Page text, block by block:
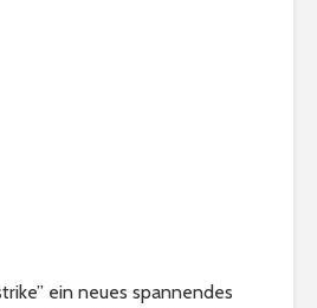
ein neues spannendes